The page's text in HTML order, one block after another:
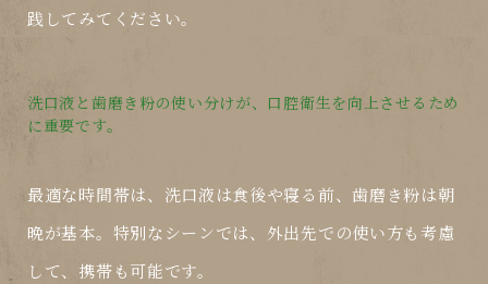
践してみてください。
洗口液と歯磨き粉の使い分けが、口腔衛生を向上させるため
に重要です。
最適な時間帯は、洗口液は食後や寝る前、歯磨き粉は朝
晩が基本。特別なシーンでは、外出先での使い方も考慮
して、携帯も可能です。